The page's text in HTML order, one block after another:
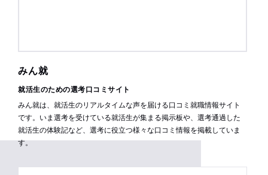
みん就
就活生のための選考口コミサイト
みん就は、就活生のリアルタイムな声を届ける口コミ就職情報サイト
です。いま選考を受けている就活生が集まる掲示板や、選考通過した
就活生の体験記など、選考に役立つ様々な口コミ情報を掲載していま
す。